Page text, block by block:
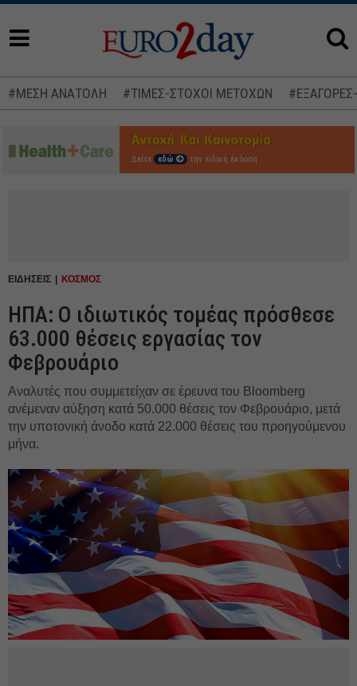
#ΜΕΣΗ ΑΝΑΤΟΛΗ #ΤΙΜΕΣ-ΣΤΟΧΟΙ ΜΕΤΟΧΩΝ
Δείτε εδώ την ειδική έκδοση
ΕΙΔΗΣΕΙΣ ΚΟΣΜΟΣ
ΗΠΑ: Ο ιδιωτικός τομέας πρόσθεσε
63.000 θέσεις εργασίας τον
Φεβρουάριο
Αναλυτές που συμμετείχαν σε έρευνα του Bloomberg
ανέμεναν αύξηση κατά 50.000 θέσεις τον Φεβρουάριο, μετά
την υποτονική άνοδο κατά 22.000 θέσεις του προηγούμενου
μήνα.